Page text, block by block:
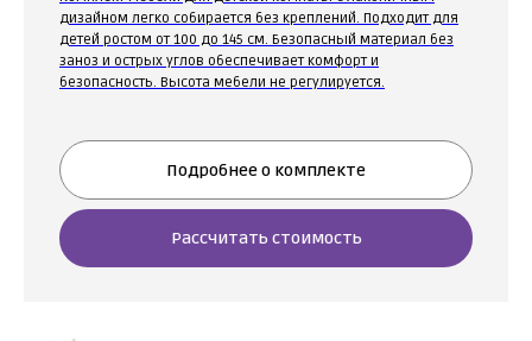
дизайном легко собирается без креплений. Подходит для
детей ростом от 100 до 145 см. Безопасный материал без
заноз и острых углов обеспечивает комфорт и
безопасность. Высота мебели не регулируется.
Подробнее о комплекте
Рассчитать стоимость